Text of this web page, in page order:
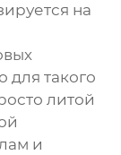
на
для такого
литой
и